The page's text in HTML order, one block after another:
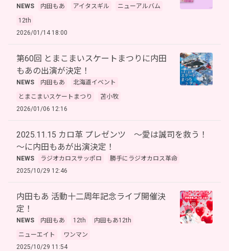
NEWS 内田もあ アイタスギル
ニューアルバム
12th
2026/01/14 18:00
第60回 とまこまいスケートまつりに内田
もあの出演が決定！
NEWS 内田もあ
北海道イベント
とまこまいスケートまつり
苫小牧
2026/01/06 12:16
2025.11.15 カロ革 プレゼンツ ～愛は誠司を救う！
～に内田もあが出演決定！
NEWS ラジオカロスサッポロ
勝手にラジオカロス革命
2025/10/29 12:46
内田もあ 活動十二周年記念ライブ開催決
定！
NEWS 内田もあ 12th
内田もあ12th
ニューエイト
ワンマン
2025/10/29 11:54